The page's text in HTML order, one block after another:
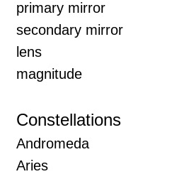
primary mirror
secondary mirror
lens
magnitude
Constellations
Andromeda
Aries